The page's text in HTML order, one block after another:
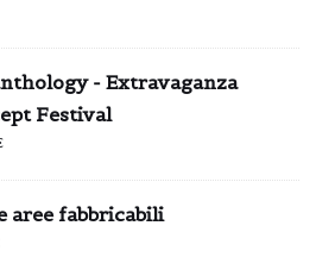
- Extravaganza
Festival
aree fabbricabili